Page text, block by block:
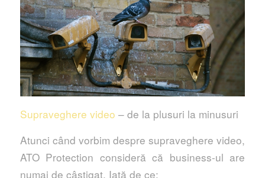
Supraveghere video – de la plusuri la minusuri
Atunci când vorbim despre supraveghere video,
ATO Protection consideră că business-ul are
numai de câștigat. Iată de ce: